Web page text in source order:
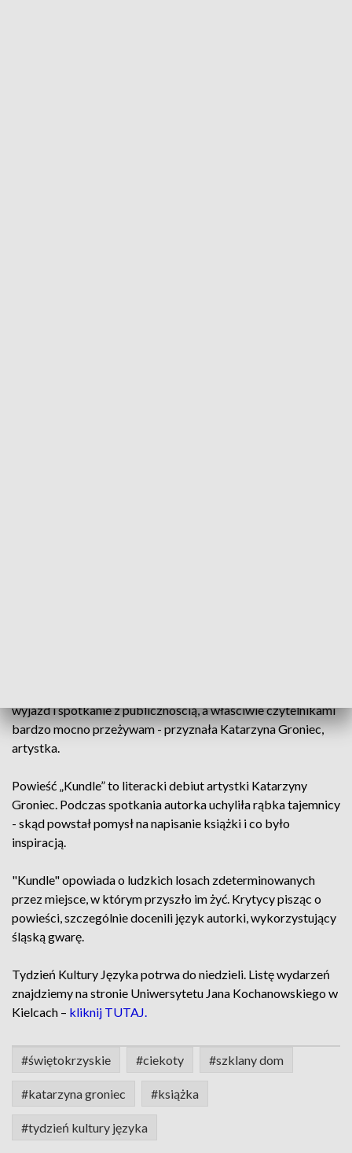
wyjazd i spotkanie z publicznością, a właściwie czytelnikami
bardzo mocno przeżywam - przyznała Katarzyna Groniec,
artystka.
Powieść „Kundle” to literacki debiut artystki Katarzyny
Groniec. Podczas spotkania autorka uchyliła rąbka tajemnicy
- skąd powstał pomysł na napisanie książki i co było
inspiracją.
"Kundle" opowiada o ludzkich losach zdeterminowanych
przez miejsce, w którym przyszło im żyć. Krytycy pisząc o
powieści, szczególnie docenili język autorki, wykorzystujący
śląską gwarę.
Tydzień Kultury Języka potrwa do niedzieli. Listę wydarzeń
znajdziemy na stronie Uniwersytetu Jana Kochanowskiego w
Kielcach – kliknij TUTAJ.
#świętokrzyskie #ciekoty #szklany dom
#katarzyna groniec #książka
#tydzień kultury języka